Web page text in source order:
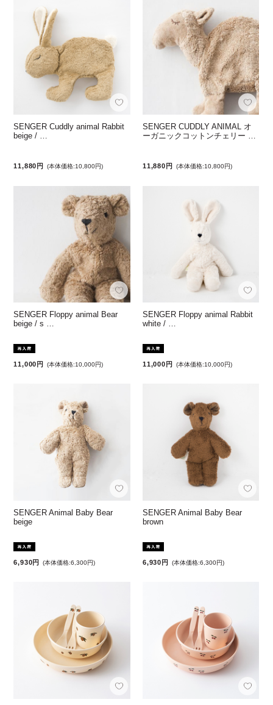
SENGER Cuddly animal Rabbit
beige / …
11,880円 (本体価格:10,800円)
SENGER CUDDLY ANIMAL オ
ーガニックコットンチェリー …
11,880円 (本体価格:10,800円)
SENGER Floppy animal Bear
beige / s …
11,000円 (本体価格:10,000円)
SENGER Floppy animal Rabbit
white / …
11,000円 (本体価格:10,000円)
SENGER Animal Baby Bear
beige
6,930円 (本体価格:6,300円)
SENGER Animal Baby Bear
brown
6,930円 (本体価格:6,300円)